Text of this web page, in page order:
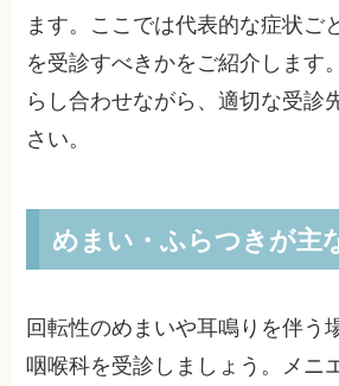
ます。ここでは代表的な症状ご
を受診すべきかをご紹介します
らし合わせながら、適切な受診
さい。
めまい・ふらつきが主
回転性のめまいや耳鳴りを伴う
咽喉科を受診しましょう。メニ